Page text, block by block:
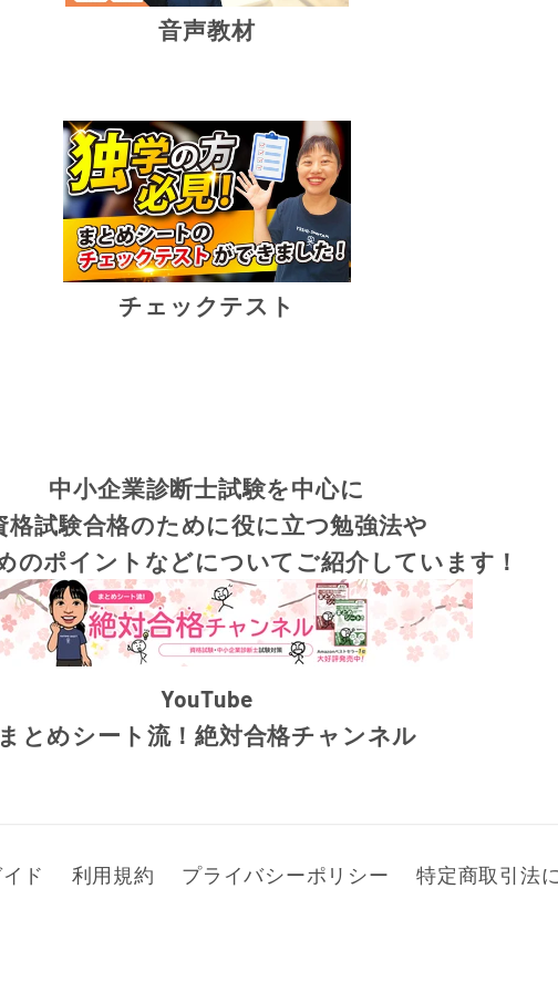
音声教材
チェックテスト
中小企業診断士試験を中心に
格試験合格のために役に立つ勉強法や
のポイントなどについてご紹介しています！
YouTube
まとめシート流！絶対合格チャンネル
ド 利用規約 プライバシーポリシー 特定商取引法